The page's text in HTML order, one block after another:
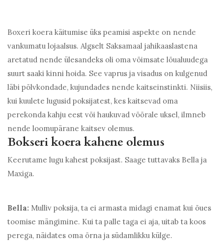
Boxeri koera käitumise üks peamisi aspekte on nende
vankumatu lojaalsus. Algselt Saksamaal jahikaaslastena
aretatud nende ülesandeks oli oma võimsate lõualuudega
suurt saaki kinni hoida. See vaprus ja visadus on kulgenud
läbi põlvkondade, kujundades nende kaitseinstinkti. Niisiis,
kui kuulete lugusid poksijatest, kes kaitsevad oma
perekonda kahju eest või haukuvad võõrale uksel, ilmneb
nende loomupärane kaitsev olemus.
Bokseri koera kahene olemus
Keerutame lugu kahest poksijast. Saage tuttavaks Bella ja
Maxiga.
Bella: Mulliv poksija, ta ei armasta midagi enamat kui õues
toomise mängimine. Kui ta palle taga ei aja, uitab ta koos
perega, näidates oma õrna ja südamlikku külge.